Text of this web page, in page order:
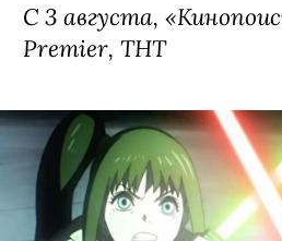
С 3 августа,
Premier, ТНТ